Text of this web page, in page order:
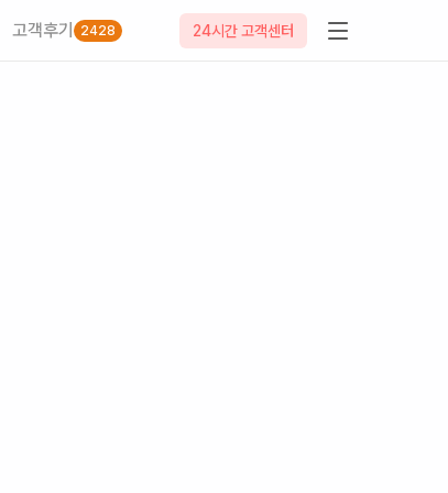
고객후기 2428 24시간 고객센터